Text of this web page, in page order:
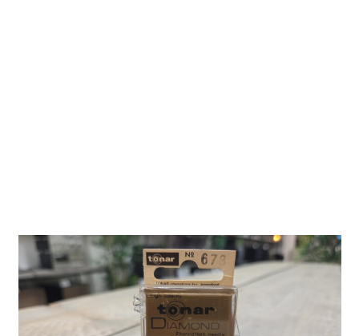
678 DS - Naald voor
Dual DN-360
Tonar 678 DS
Tonar